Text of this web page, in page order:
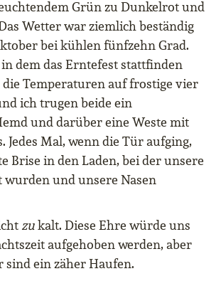
Grün zu Dunkelrot und
Wetter war ziemlich beständig
bei kühlen fünfzehn Grad.
dem das Erntefest stattfinden
Temperaturen auf frostige vier
ich trugen beide ein
und darüber eine Weste mit
Jedes Mal, wenn die Tür aufging,
Brise in den Laden, bei der unsere
wurden und unsere Nasen
zukalt. Diese Ehre würde uns
aufgehoben werden, aber
ein zäher Haufen.